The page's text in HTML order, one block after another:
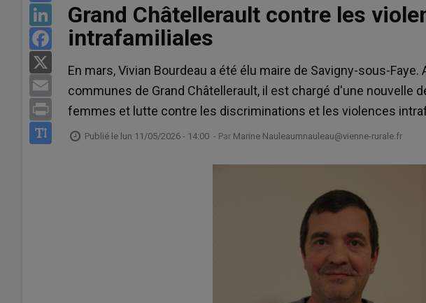
LinkedIn
Facebook
Print
Grand Châtellerault contre les
intrafamiliales
En mars, Vivian Bourdeau a été élu maire de Savigny-sous-
communes de Grand Châtellerault, il est chargé d'une nouvelle
femmes et lutte contre les discriminations et les violences
Publié le lun 11/05/2026 - 14:00 - Par Marine Nauleaumnauleau@vienne-rurale.fr